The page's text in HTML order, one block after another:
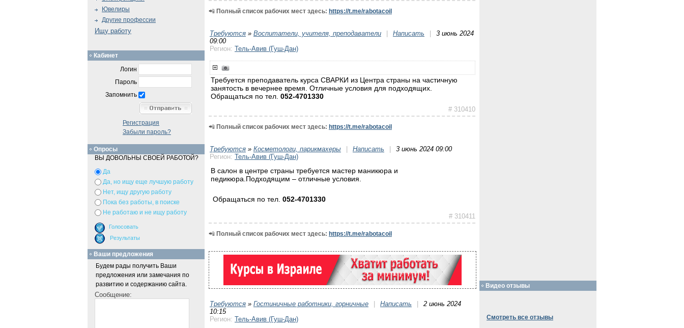
📲 Полный список рабочих мест здесь: https://t.me/rabotacoil
Требуются » Воспитатели, учителя, преподаватели | Написать |
3 июнь 2024
09:00
Регион: Тель-Авив (Гуш-Дан)
Требуется преподаватель курса СВАРКИ из Центра страны на частичную
занятость в вечернее время. Отличные условия для подходящих.
Обращаться по тел. 052-4701330
# 310410
📲 Полный список рабочих мест здесь: https://t.me/rabotacoil
Требуются » Косметологи, парикмахеры | Написать |
3 июнь 2024 09:00
Регион: Тель-Авив (Гуш-Дан)
В салон в центре страны требуется мастер маникюра и
педикюра.Подходящим – отличные условия.
Обращаться по тел. 052-4701330
# 310411
📲 Полный список рабочих мест здесь: https://t.me/rabotacoil
Требуются » Гостиничные работники, горничные | Написать |
2 июнь 2024
10:15
Регион: Тель-Авив (Гуш-Дан)
Ювелиры
Другие профессии
Ищу работу
Кабинет
Логин
Пароль
Запомнить
Регистрация
Забыли пароль?
Опросы
ВЫ ДОВОЛЬНЫ СВОЕЙ РАБОТОЙ?
Да
Да, но ищу еще лучшую работу
Нет, ищу другую работу
Пока без работы, в поиске
Не работаю и не ищу работу
Ваши предложения
Будем рады получить Ваши
предложения или замечания по
развитию и содержанию сайта.
Сообщение:
Видео отзывы
Смотреть все отзывы